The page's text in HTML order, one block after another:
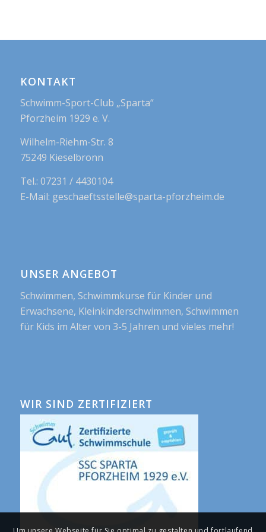
KONTAKT
Schwimm-Sport-Club „Sparta“
Pforzheim 1929 e. V.
Wilhelm-Riehm-Str. 8
75249 Kieselbronn
Tel.: 07231 / 4430104
E-Mail: geschaeftsstelle@sparta-pforzheim.de
UNSER ANGEBOT
Schwimmen, Schwimmkurse für Kinder und
Erwachsene, Kleinkinderschwimmen, Schwimmen
für Kids im Alter von 3-5 Jahren und vieles mehr!
WIR SIND ZERTIFIZIERT